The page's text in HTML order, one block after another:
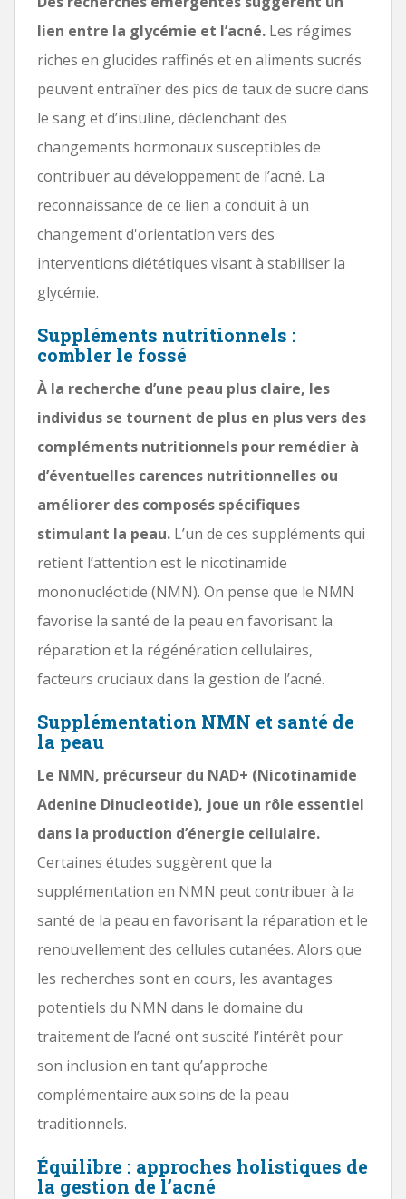
lien entre la glycémie et l’acné. Les régimes
riches en glucides raffinés et en aliments sucrés
peuvent entraîner des pics de taux de sucre dans
le sang et d’insuline, déclenchant des
changements hormonaux susceptibles de
contribuer au développement de l’acné. La
reconnaissance de ce lien a conduit à un
changement d'orientation vers des
interventions diététiques visant à stabiliser la
glycémie.
Suppléments nutritionnels :
combler le fossé
À la recherche d’une peau plus claire, les
individus se tournent de plus en plus vers des
compléments nutritionnels pour remédier à
d’éventuelles carences nutritionnelles ou
améliorer des composés spécifiques
stimulant la peau. L’un de ces suppléments qui
retient l’attention est le nicotinamide
mononucléotide (NMN). On pense que le NMN
favorise la santé de la peau en favorisant la
réparation et la régénération cellulaires,
facteurs cruciaux dans la gestion de l’acné.
Supplémentation NMN et santé de
la peau
Le NMN, précurseur du NAD+ (Nicotinamide
Adenine Dinucleotide), joue un rôle essentiel
dans la production d’énergie cellulaire.
Certaines études suggèrent que la
supplémentation en NMN peut contribuer à la
santé de la peau en favorisant la réparation et le
renouvellement des cellules cutanées. Alors que
les recherches sont en cours, les avantages
potentiels du NMN dans le domaine du
traitement de l’acné ont suscité l’intérêt pour
son inclusion en tant qu’approche
complémentaire aux soins de la peau
traditionnels.
Équilibre : approches holistiques de
la gestion de l’acné